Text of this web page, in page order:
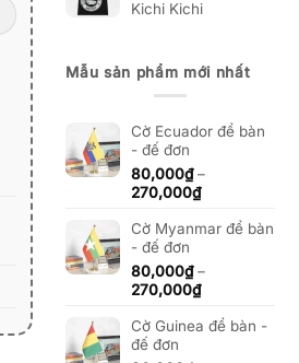
Kichi Kichi
Mẫu sản phẩm mới nhất
Cờ Ecuador để bàn
- đế đơn
80,000₫ –
270,000₫Khoảng
từ
270,000₫
Cờ Myanmar để bàn
- đế đơn
80,000₫ –
270,000₫Khoảng
từ
Cờ Guinea để bàn -
đế đơn